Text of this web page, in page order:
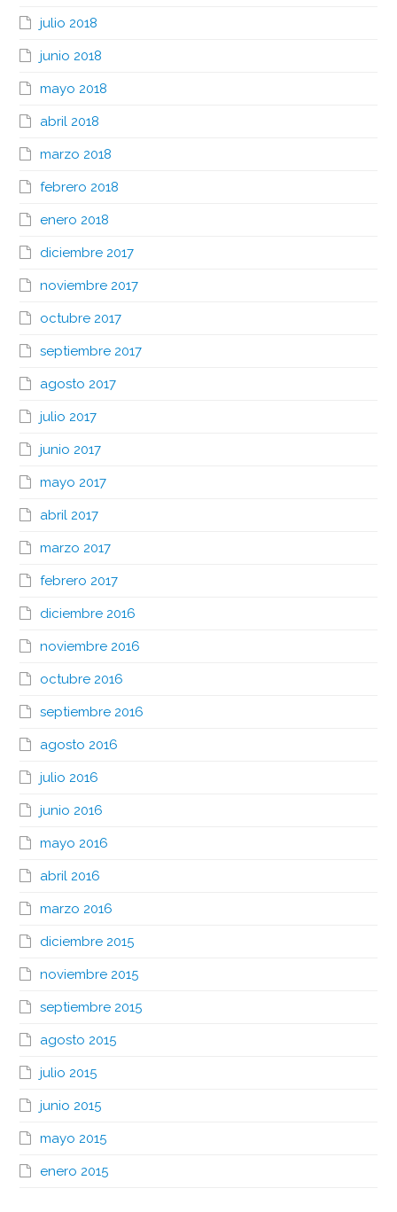
julio 2018
junio 2018
mayo 2018
abril 2018
marzo 2018
febrero 2018
enero 2018
diciembre 2017
noviembre 2017
octubre 2017
septiembre 2017
agosto 2017
julio 2017
junio 2017
mayo 2017
abril 2017
marzo 2017
febrero 2017
diciembre 2016
noviembre 2016
octubre 2016
septiembre 2016
agosto 2016
julio 2016
junio 2016
mayo 2016
abril 2016
marzo 2016
diciembre 2015
noviembre 2015
septiembre 2015
agosto 2015
julio 2015
junio 2015
mayo 2015
enero 2015